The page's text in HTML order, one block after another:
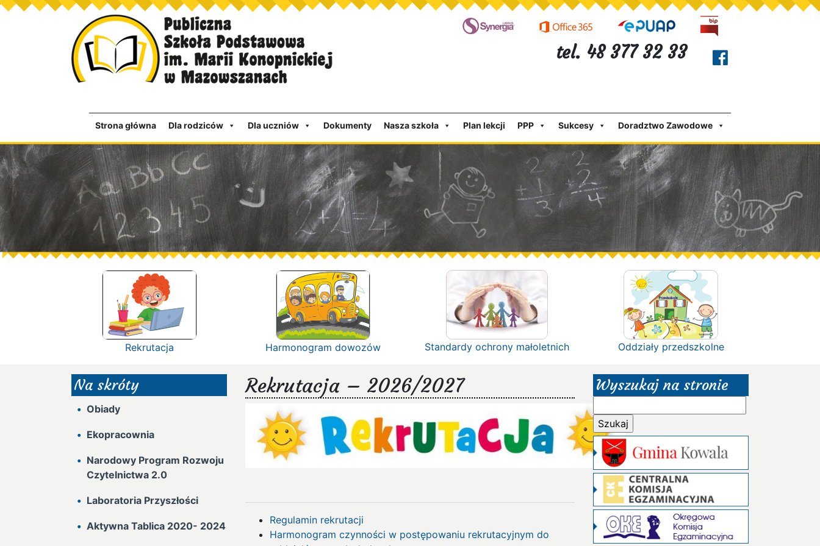
tel. 48 377 32 33
Strona główna Dla rodziców Dla uczniów Dokumenty Nasza szkoła Plan lekcji PPP Sukcesy Doradztwo Zawodowe
Rekrutacja Harmonogram dowozów Standardy ochrony małoletnich Oddziały przedszkolne
Na skróty
Obiady
Ekopracownia
Narodowy Program Rozwoju
Czytelnictwa 2.0
Laboratoria Przyszłości
Aktywna Tablica 2020- 2024
Rekrutacja – 2026/2027
Regulamin rekrutacji
Harmonogram czynności w postępowaniu rekrutacyjnym do
Wyszukaj na stronie